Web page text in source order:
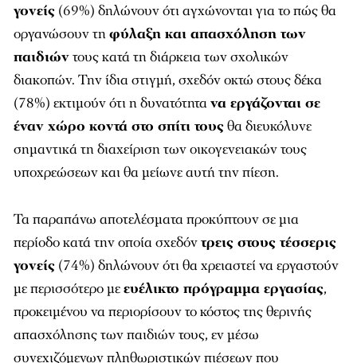
γονείς (69%) δηλώνουν ότι αγχώνονται για το πώς θα
οργανώσουν τηφύλαξη και απασχόληση των
παιδιώντους κατά τη διάρκεια των σχολικών
διακοπών. Την ίδια στιγμή, σχεδόν οκτώ στους δέκα
(78%) εκτιμούν ότι η δυνατότητανα εργάζονται σε
έναν χώρο κοντά στο σπίτι τουςθα διευκόλυνε
σημαντικά τη διαχείριση των οικογενειακών τους
υποχρεώσεων και θα μείωνε αυτή την πίεση.
Τα παραπάνω αποτελέσματα προκύπτουν σε μια
περίοδο κατά την οποία σχεδόντρεις στους τέσσερις
γονείς (74%) δηλώνουν ότι θα χρειαστεί να εργαστούν
με περισσότερο μεευέλικτο πρόγραμμα εργασίας,
προκειμένου να περιορίσουν το κόστος της θερινής
απασχόλησης των παιδιών τους, εν μέσω
συνεχιζόμενων πληθωριστικών πιέσεων που